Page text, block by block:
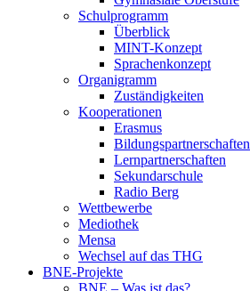
Schulprogramm
Überblick
MINT-Konzept
Sprachenkonzept
Organigramm
Zuständigkeiten
Kooperationen
Erasmus
Bildungspartnerschaften
Lernpartnerschaften
Sekundarschule
Radio Berg
Wettbewerbe
Mediothek
Mensa
Wechsel auf das THG
BNE-Projekte
BNE – Was ist das?